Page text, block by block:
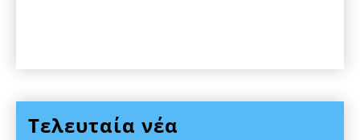
Τελευταία νέα